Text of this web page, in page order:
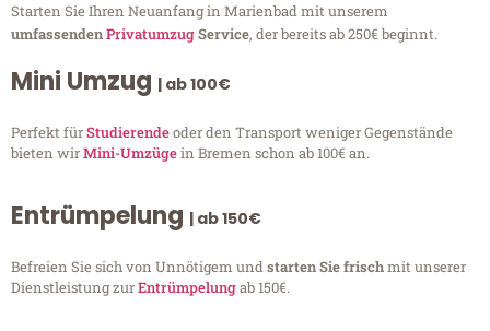
Starten Sie Ihren Neuanfang in Marienbad mit unserem
umfassendenPrivatumzugService, der bereits ab 250€ beginnt.
Mini Umzug | ab 100€
Perfekt fürStudierendeoder den Transport weniger Gegenstände
bieten wirMini-Umzügein Bremen schon ab 100€ an.
Entrümpelung | ab 150€
Befreien Sie sich von Unnötigem undstarten Sie frischmit unserer
Dienstleistung zurEntrümpelungab 150€.